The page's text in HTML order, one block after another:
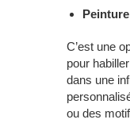
Peinture
C’est une
pour
dans une
ou des